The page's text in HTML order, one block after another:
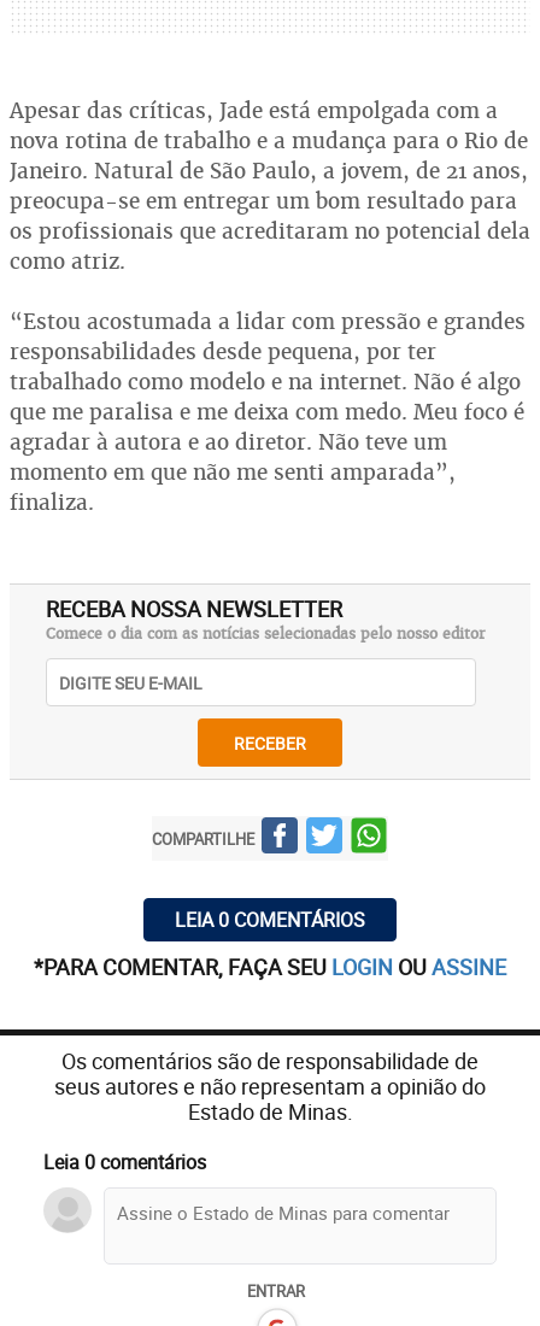
Apesar das críticas, Jade está empolgada com a
nova rotina de trabalho e a mudança para o Rio de
Janeiro. Natural de São Paulo, a jovem, de 21 anos,
preocupa-se em entregar um bom resultado para
os profissionais que acreditaram no potencial dela
como atriz.
“Estou acostumada a lidar com pressão e grandes
responsabilidades desde pequena, por ter
trabalhado como modelo e na internet. Não é algo
que me paralisa e me deixa com medo. Meu foco é
agradar à autora e ao diretor. Não teve um
momento em que não me senti amparada”,
finaliza.
RECEBA NOSSA NEWSLETTER
Comece o dia com as notícias selecionadas pelo nosso editor
RECEBER
COMPARTILHE
LEIA 0 COMENTÁRIOS
*PARA COMENTAR, FAÇA SEU LOGIN OUASSINE
Os comentários são de responsabilidade de
seus autores e não representam a opinião do
Estado de Minas.
Leia 0 comentários
ENTRAR